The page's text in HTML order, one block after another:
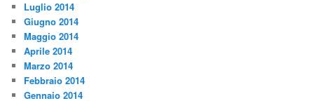
Luglio 2014
Giugno 2014
Maggio 2014
Aprile 2014
Marzo 2014
Febbraio 2014
Gennaio 2014